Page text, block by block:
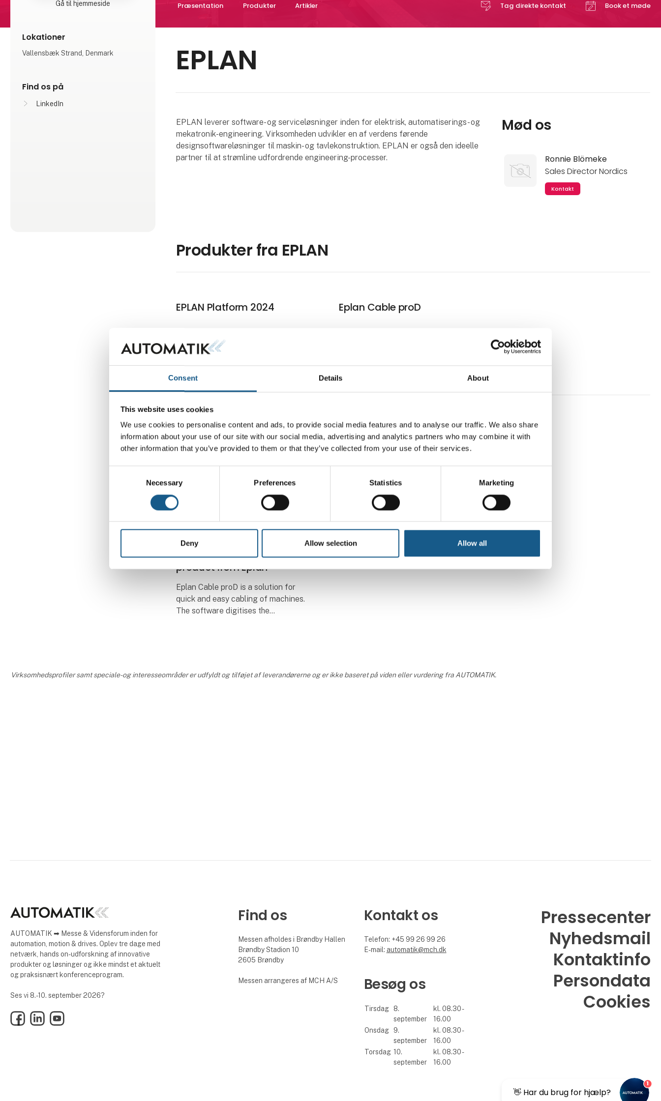
Consent Details About
This website uses cookies
We use cookies to personalise content and ads, to provide social media features and to analyse our traffic. We also share
information about your use of our site with our social media, advertising and analytics partners who may combine it with
other information that you’ve provided to them or that they’ve collected from your use of their services.
Necessary Preferences Statistics Marketing
Deny Allow selection Allow all
Præsentation Produkter Artikler Tag direkte kontakt Book et møde
Gå til hjemmeside
Lokationer
Vallensbæk Strand, Denmark
Find os på
LinkedIn
EPLAN
EPLAN leverer software- og serviceløsninger inden for elektrisk, automatiserings- og
mekatronik-engineering. Virksomheden udvikler en af verdens førende
designsoftwareløsninger til maskin- og tavlekonstruktion. EPLAN er også den ideelle
partner til at strømline udfordrende engineering-processer.
Mød os
Ronnie Blömeke
Sales Director Nordics
Kontakt
Produkter fra EPLAN
EPLAN Platform 2024 Eplan Cable proD
Artikler skrevet af EPLAN
Design Cable Pathways in
3D New tool for machine
cabling -new software
product from Eplan
Eplan Cable proD is a solution for
quick and easy cabling of machines.
The software digitises the
Virksomhedsprofiler samt speciale- og interesseområder er udfyldt og tilføjet af leverandørerne og er ikke baseret på viden eller vurdering fra AUTOMATIK.
AUTOMATIK ➡ Messe & Vidensforum inden for
automation, motion & drives. Oplev tre dage med
netværk, hands on-udforskning af innovative
produkter og løsninger og ikke mindst et aktuelt
og praksisnært konferenceprogram.
Ses vi 8.-10. september 2026?
FacebookLinkedInYouTube
Find os
Messen afholdes i Brøndby Hallen
Brøndby Stadion 10
2605 Brøndby
Messen arrangeres af MCH A/S
Kontakt os
Telefon: +45 99 26 99 26
E-mail: automatik@mch.dk
Besøg os
Tirsdag
8.
september
kl. 08.30 -
16.00
Onsdag
9.
september
kl. 08.30 -
16.00
Torsdag 10.
september
kl. 08.30 -
16.00
Pressecenter
Nyhedsmail
Kontaktinfo
Persondata
Cookies
👋 Har du brug for hjælp?
1